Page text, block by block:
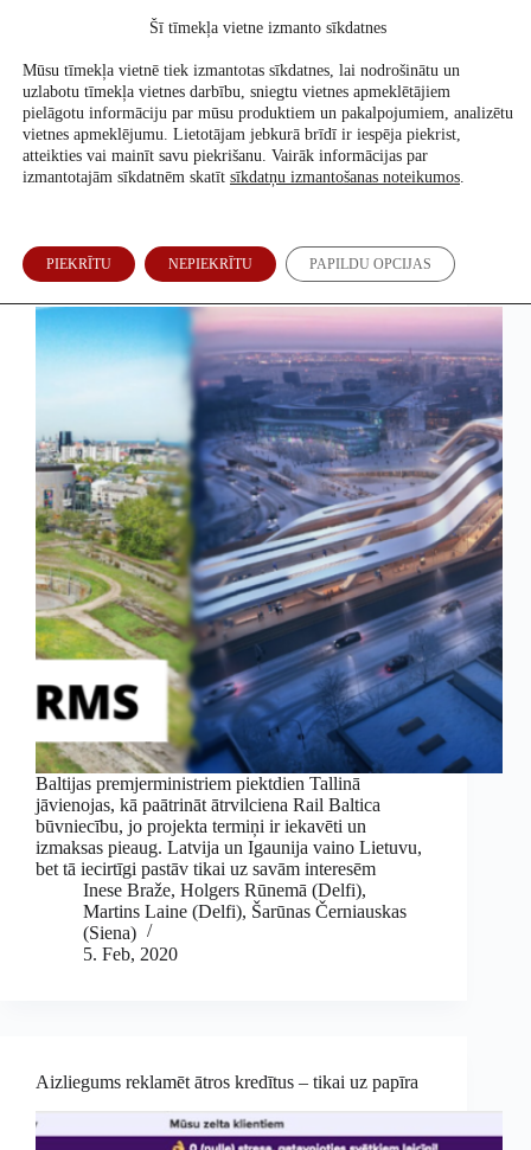
Atbalsti mūs
Sabiedrība
(De) Rail Baltica: kāpēc Baltijas ātrvilciens skrien no
sliedēm?
Baltijas premjerministriem piektdien Tallinā
jāvienojas, kā paātrināt ātrvilciena Rail Baltica
būvniecību, jo projekta termiņi ir iekavēti un
izmaksas pieaug. Latvija un Igaunija vaino Lietuvu,
bet tā iecirtīgi pastāv tikai uz savām interesēm
Inese Braže, Holgers Rūnemā (Delfi),
Martins Laine (Delfi), Šarūnas Černiauskas
(Siena)
5. Feb, 2020
Aizliegums reklamēt ātros kredītus – tikai uz papīra
Šī tīmekļa vietne izmanto sīkdatnes
Mūsu tīmekļa vietnē tiek izmantotas sīkdatnes, lai nodrošinātu un
uzlabotu tīmekļa vietnes darbību, sniegtu vietnes apmeklētājiem
pielāgotu informāciju par mūsu produktiem un pakalpojumiem, analizētu
vietnes apmeklējumu. Lietotājam jebkurā brīdī ir iespēja piekrist,
atteikties vai mainīt savu piekrišanu. Vairāk informācijas par
izmantotajām sīkdatnēm skatīt sīkdatņu izmantošanas noteikumos.
PIEKRĪTU NEPIEKRĪTU PAPILDU OPCIJAS